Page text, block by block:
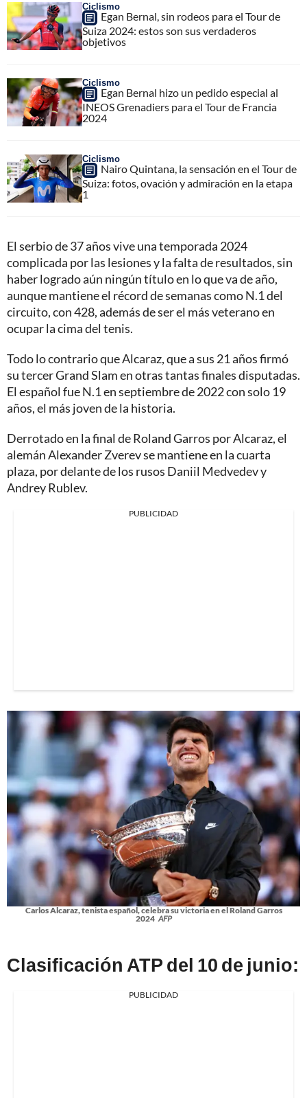
Ciclismo
Egan Bernal, sin rodeos para el Tour de
Suiza 2024: estos son sus verdaderos
objetivos
Ciclismo
Egan Bernal hizo un pedido especial al
INEOS Grenadiers para el Tour de Francia
2024
Ciclismo
Nairo Quintana, la sensación en el Tour de
Suiza: fotos, ovación y admiración en la etapa
1
El serbio de 37 años vive una temporada 2024
complicada por las lesiones y la falta de resultados, sin
haber logrado aún ningún título en lo que va de año,
aunque mantiene el récord de semanas como N.1 del
circuito, con 428, además de ser el más veterano en
ocupar la cima del tenis.
Todo lo contrario que Alcaraz, que a sus 21 años firmó
su tercer Grand Slam en otras tantas finales disputadas.
El español fue N.1 en septiembre de 2022 con solo 19
años, el más joven de la historia.
Derrotado en la final de Roland Garros por Alcaraz, el
alemán Alexander Zverev se mantiene en la cuarta
plaza, por delante de los rusos Daniil Medvedev y
Andrey Rublev.
PUBLICIDAD
Carlos Alcaraz, tenista español, celebra su victoria en el Roland Garros
2024 AFP
Clasificación ATP del 10 de junio:
PUBLICIDAD